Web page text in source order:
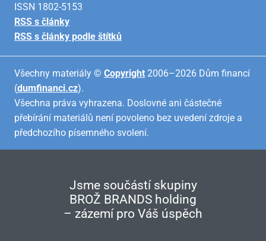
ISSN 1802-5153
RSS s články
RSS s články podle štítků
Všechny materiály © Copyright 2006–2026 Dům financí
(dumfinanci.cz).
Všechna práva vyhrazena. Doslovné ani částečné
přebírání materiálů není povoleno bez uvedení zdroje a
předchozího písemného svolení.
Jsme součástí skupiny
BROŽ BRANDS holding
– zázemí pro Váš úspěch